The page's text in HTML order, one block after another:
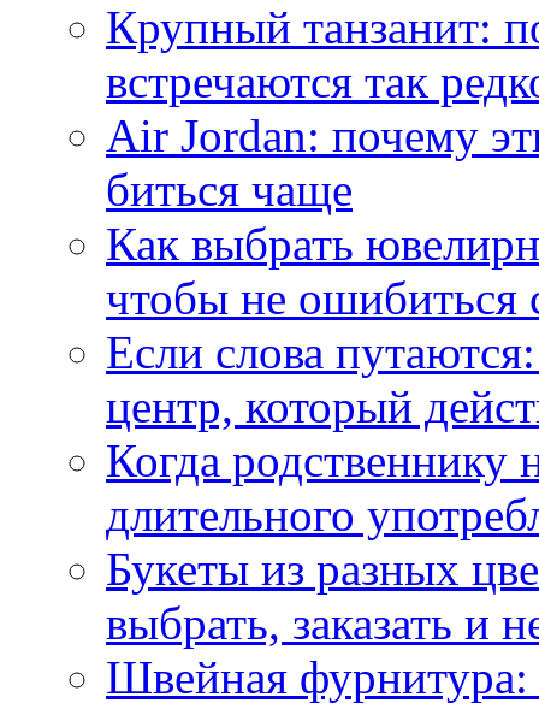
Крупный танзанит:
встречаются так
Air Jordan: почему
биться чаще
Как выбрать
чтобы не ошибиться
Если слова
центр, который
Когда
длительного
Букеты из разных
выбрать, заказать и
Швейная фурнитура: